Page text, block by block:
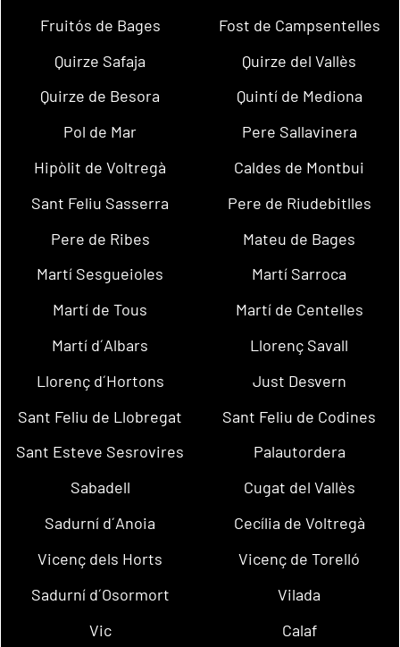
Fruitós de Bages
Fost de Campsentelles
Quirze Safaja
Quirze del Vallès
Quirze de Besora
Quintí de Mediona
Pol de Mar
Pere Sallavinera
Hipòlit de Voltregà
Caldes de Montbui
Sant Feliu Sasserra
Pere de Riudebitlles
Pere de Ribes
Mateu de Bages
Martí Sesgueioles
Martí Sarroca
Martí de Tous
Martí de Centelles
Martí d´Albars
Llorenç Savall
Llorenç d´Hortons
Just Desvern
Sant Feliu de Llobregat
Sant Feliu de Codines
Sant Esteve Sesrovires
Palautordera
Sabadell
Cugat del Vallès
Sadurní d´Anoia
Cecília de Voltregà
Vicenç dels Horts
Vicenç de Torelló
Sadurní d´Osormort
Vilada
Vic
Calaf